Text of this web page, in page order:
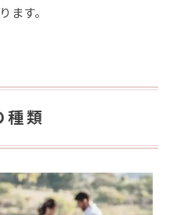
ます。
種類